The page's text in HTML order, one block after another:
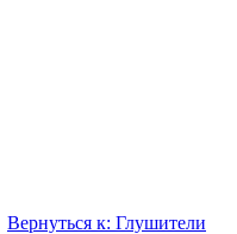
Вернуться к: Глушители